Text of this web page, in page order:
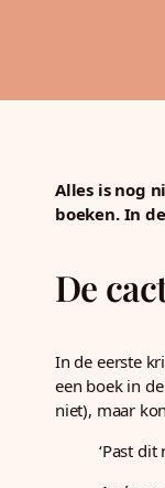
Alles is nog
boeken. In
De
In de eerste
een boek in
niet), maar
‘Past